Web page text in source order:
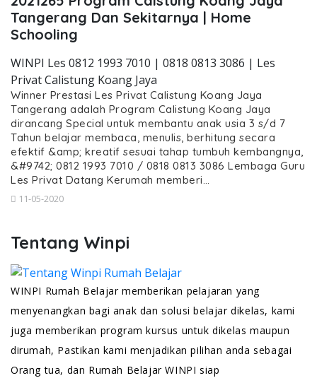
Tangerang Dan Sekitarnya | Home
Schooling
WINPI Les 0812 1993 7010 | 0818 0813 3086 | Les
Privat Calistung Koang Jaya
Winner Prestasi Les Privat Calistung Koang Jaya
Tangerang adalah Program Calistung Koang Jaya
dirancang Special untuk membantu anak usia 3 s/d 7
Tahun belajar membaca, menulis, berhitung secara
efektif &amp; kreatif sesuai tahap tumbuh kembangnya,
&#9742; 0812 1993 7010 / 0818 0813 3086 Lembaga Guru
Les Privat Datang Kerumah memberi…
11-05-2020
Tentang Winpi
WINPI Rumah Belajar memberikan pelajaran yang
menyenangkan bagi anak dan solusi belajar dikelas, kami
juga memberikan program kursus untuk dikelas maupun
dirumah, Pastikan kami menjadikan pilihan anda sebagai
Orang tua, dan Rumah Belajar WINPI siap